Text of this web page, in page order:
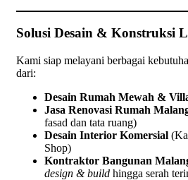
Solusi Desain & Konstruksi
Kami siap melayani berbagai
dari:
Desain Rumah Mewah &
Jasa Renovasi Rumah
fasad dan tata ruang)
Desain Interior Komersial
Shop)
Kontraktor Bangunan
design & build hingga serah